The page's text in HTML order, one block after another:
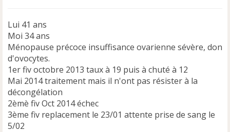
Lui 41 ans
Moi 34 ans
Ménopause précoce insuffisance ovarienne sévère, don
d'ovocytes.
1er fiv octobre 2013 taux à 19 puis à chuté à 12
Mai 2014 traitement mais il n'ont pas résister à la
décongélation
2èmè fiv Oct 2014 échec
3ème fiv replacement le 23/01 attente prise de sang le
5/02